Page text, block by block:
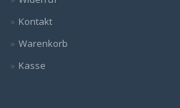
Kontakt
Warenkorb
Kasse